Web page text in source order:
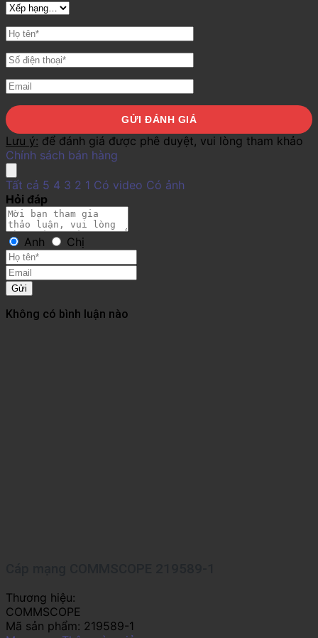
Lưu ý: để đánh giá được phê duyệt, vui lòng tham khảo
Chính sách bán hàng
Tất cả 5 4 3 2 1 Có video Có ảnh
Hỏi đáp
Anh Chị
Gửi
Không có bình luận nào
Thương hiệu:
COMMSCOPE
Mã sản phẩm: 219589-1